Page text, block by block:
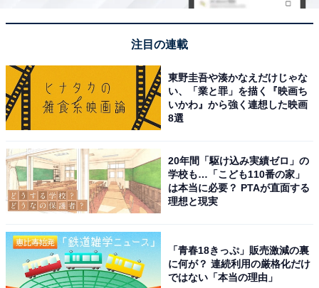
注目の連載
東野圭吾や湊かなえだけじゃな
い、「業と罪」を描く『映画ち
いかわ』から強く連想した映画
8選
20年間「駆け込み実績ゼロ」の
学校も…「こども110番の家」
は本当に必要？ PTAが直面する
理想と現実
「青春18きっぷ」販売激減の裏
に何が？ 連続利用の厳格化だけ
ではない「本当の理由」